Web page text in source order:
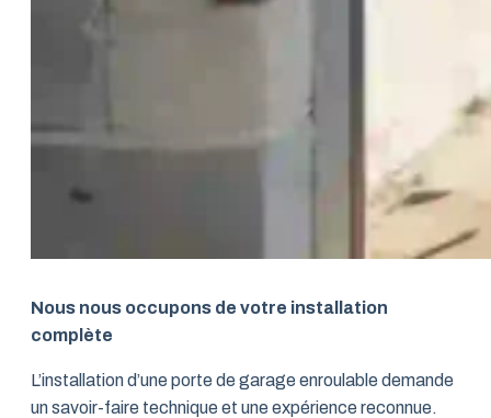
Nous nous occupons de votre installation
complète
L’installation d’une porte de garage enroulable demande
un savoir-faire technique et une expérience reconnue.